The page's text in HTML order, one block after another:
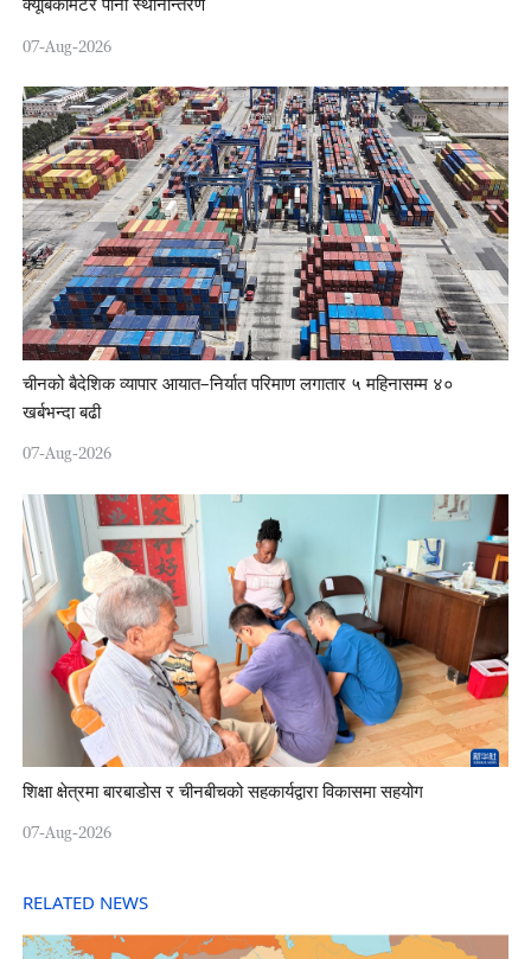
क्यूबिकमिटर पानी स्थानान्तरण
07-Aug-2026
चीनको बैदेशिक व्यापार आयात–निर्यात परिमाण लगातार ५ महिनासम्म ४०
खर्बभन्दा बढी
07-Aug-2026
शिक्षा क्षेत्रमा बारबाडोस र चीनबीचको सहकार्यद्वारा विकासमा सहयोग
07-Aug-2026
RELATED NEWS